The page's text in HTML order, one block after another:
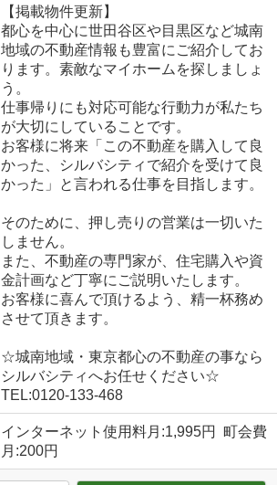
【掲載物件更新】
都心を中心に世田谷区や目黒区など城南
地域の不動産情報も豊富にご紹介してお
ります。素敵なマイホームを探しましょ
う。
仕事帰りにも対応可能な行動力が私たち
が大切にしていることです。
お客様に将来「この不動産を購入して良
かった、シルバシティで紹介を受けて良
かった」と言われる仕事を目指します。
そのために、押し売りの営業は一切いた
しません。
また、不動産の専門家が、住宅購入や資
金計画など丁寧にご説明いたします。
お客様に喜んで頂けるよう、精一杯務め
させて頂きます。
☆城南地域・東京都心の不動産の事なら
シルバシティへお任せください☆
TEL:0120-133-468
インターネット使用料月:1,995円 町会費
月:200円